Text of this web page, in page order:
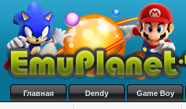
Главная Dendy Game Boy